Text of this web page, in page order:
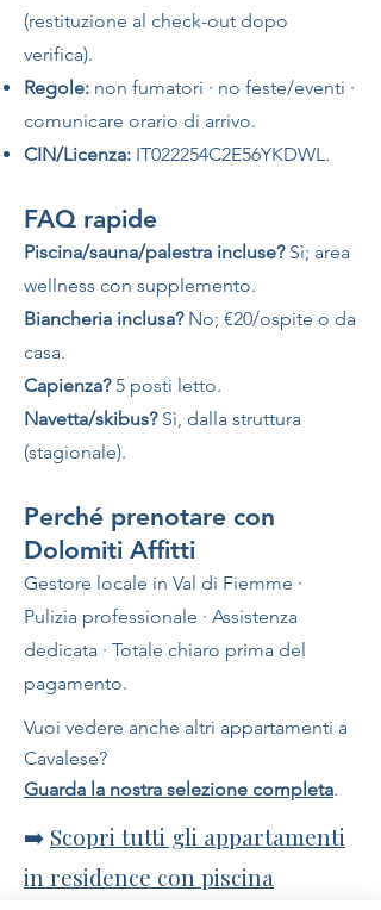
(restituzione al check-out dopo
verifica).
Regole: non fumatori · no feste/eventi ·
comunicare orario di arrivo.
CIN/Licenza: IT022254C2E56YKDWL.
FAQ rapide
Piscina/sauna/palestra incluse?Sì; area
wellness con supplemento.
Biancheria inclusa?No; €20/ospite o da
casa.
Capienza?5 posti letto.
Navetta/skibus? Sì, dalla struttura
(stagionale).
Perché prenotare con
Dolomiti Affitti
Gestore locale in Val di Fiemme ·
Pulizia professionale · Assistenza
dedicata · Totale chiaro prima del
pagamento.
Vuoi vedere anche altri appartamenti a
Cavalese?
Guarda la nostra selezione completa.
➡️ Scopri tutti gli appartamenti
in residence con piscina